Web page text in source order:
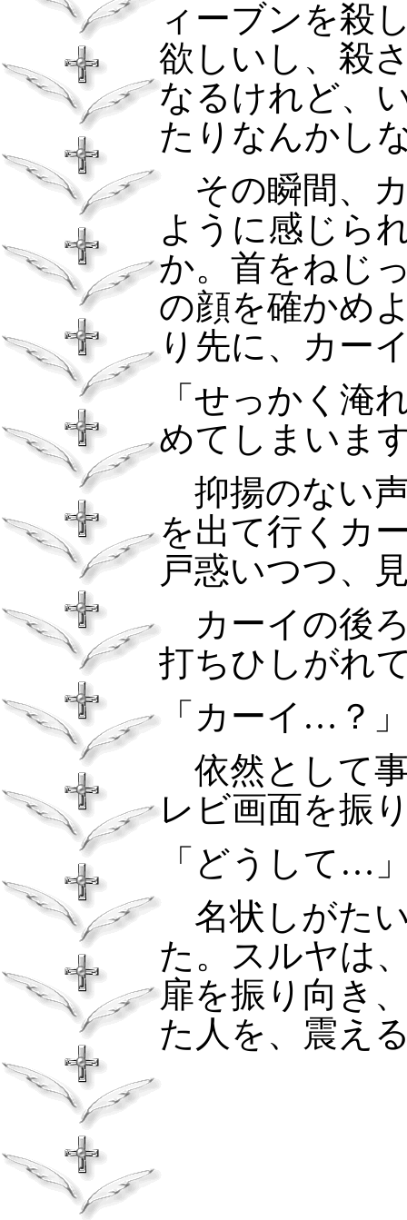
ィーブンを殺
欲しいし、殺
なるけれど、
たりなんかし
その瞬間、
ように感じら
か。首をねじ
の顔を確かめ
り先に、カー
「せっかく淹
めてしまいま
抑揚のない
を出て行くカ
戸惑いつつ、
カーイの後
打ちひしがれ
「カーイ…？
依然として
レビ画面を振
「どうして…
名状しがた
た。スルヤは
扉を振り向き
た人を、震え